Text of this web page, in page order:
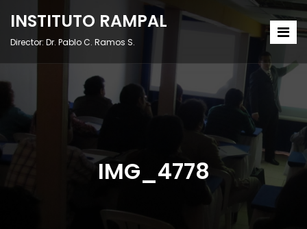
INSTITUTO RAMPAL
Director: Dr. Pablo C. Ramos S.
IMG_4778